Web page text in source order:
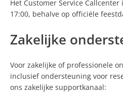
activeren.
schade kan veroorzaken.
omdat vervanging mogelijk van
defecte pixels de toegestane
Het Customer Service
17:00, behalve op officiële
Zakelijke
Voor zakelijke of professionele
inclusief ondersteuning voor
ons zakelijke supportkanaal: